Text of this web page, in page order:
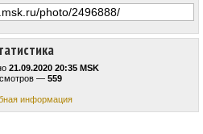
21.09.2020 20:35 MSK
— 559
информация